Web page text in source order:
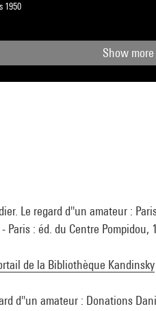
1950
Show more
Le regard d''un amateur :
Paris : éd. du Centre
de la Bibliothèque Kandinsky
d''un amateur : Donations